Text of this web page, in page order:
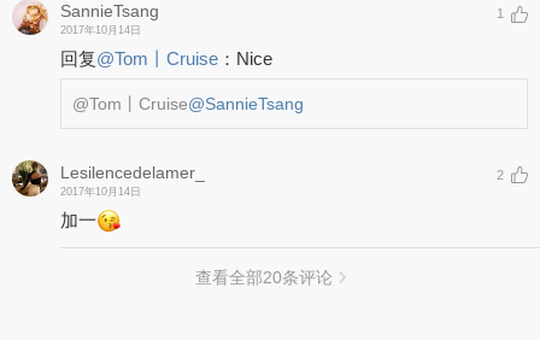
SannieTsang
2017年10月14日
1
回复@Tom丨Cruise ： Nice
@Tom丨Cruise@SannieTsang
Lesilencedelamer_
2017年10月14日
2
加一
查看全部20条评论